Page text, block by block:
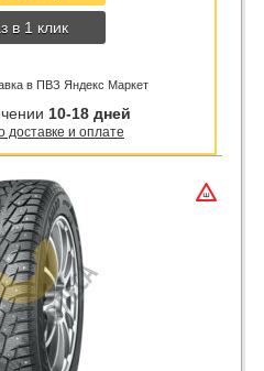
в 1 клик
в ПВЗ Яндекс Маркет
10-18 дней
и оплате